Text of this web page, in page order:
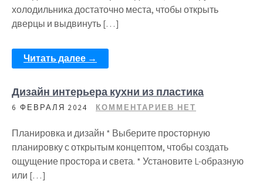
холодильника достаточно места, чтобы открыть
дверцы и выдвинуть […]
Читать далее →
Дизайн интерьера кухни из пластика
6 ФЕВРАЛЯ 2024 КОММЕНТАРИЕВ НЕТ
Планировка и дизайн * Выберите просторную
планировку с открытым концептом, чтобы создать
ощущение простора и света. * Установите L-образную
или […]